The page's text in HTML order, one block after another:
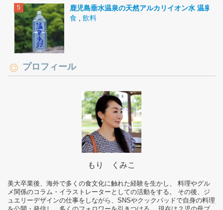
鹿児島垂水温泉の天然アルカリイオン水 温泉水
食
飲料
プロフィール
もり くみこ
美大卒業後、海外で多くの食文化に触れた経験を生かし、 料理やグル
メ関係のコラム・イラストレーターとしての活動をする。 その後、ジ
ュエリーデザインの仕事をしながら、SNSやクックパッドで自身の料理